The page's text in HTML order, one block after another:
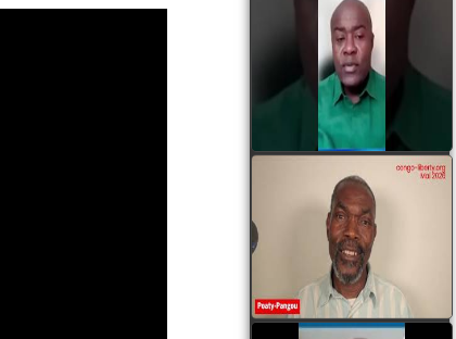
Mingwa BIANGO : Ni
les mercenaires russes,
ni la garde présidentielle
ne mourront pour
Sassou Denis
watch video
POATY PANGOU
parle de la coquille vide
Collinet Makosso, des
assassinats des jeunes
par Serge OBOA
watch video